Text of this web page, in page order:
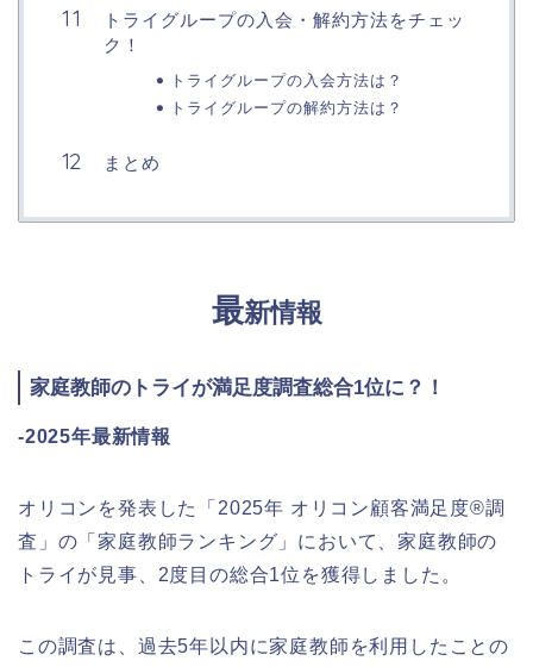
トライグループの入会・解約方法をチェッ
ク！
トライグループの入会方法は？
トライグループの解約方法は？
まとめ
最新情報
家庭教師のトライが満足度調査総合1位に？！
-2025年最新情報
オリコンを発表した「2025年 オリコン顧客満足度®調
査」の「家庭教師ランキング」において、家庭教師の
トライが見事、2度目の総合1位を獲得しました。
この調査は、過去5年以内に家庭教師を利用したことの